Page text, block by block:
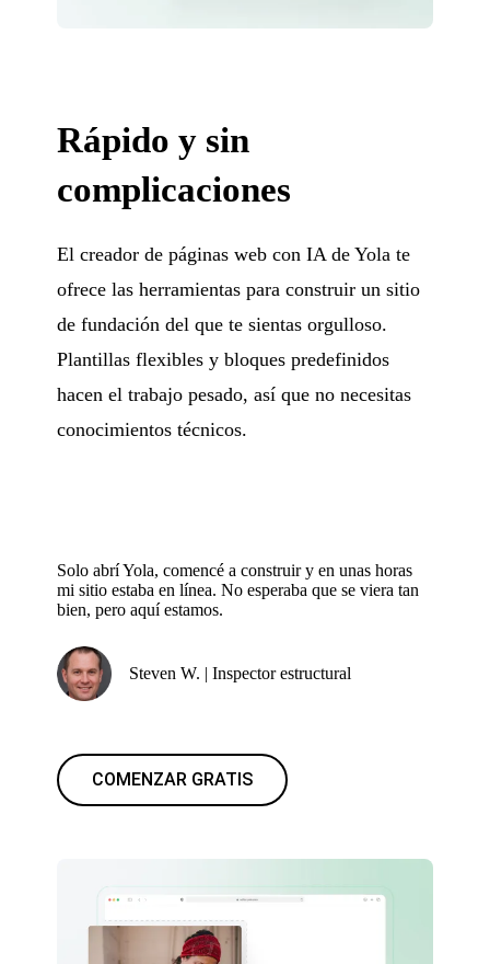
Rápido y sin
complicaciones
El creador de páginas web con IA de Yola te
ofrece las herramientas para construir un sitio
de fundación del que te sientas orgulloso.
Plantillas flexibles y bloques predefinidos
hacen el trabajo pesado, así que no necesitas
conocimientos técnicos.
Solo abrí Yola, comencé a construir y en unas horas
mi sitio estaba en línea. No esperaba que se viera tan
bien, pero aquí estamos.
Steven W. | Inspector estructural
COMENZAR GRATIS